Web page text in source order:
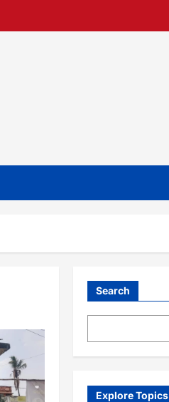
Search
Explore Topics